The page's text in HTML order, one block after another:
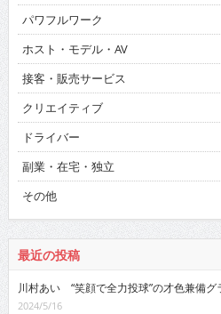
パワフルワーク
ホスト・モデル・AV
接客・販売サービス
クリエイティブ
ドライバー
副業・在宅・独立
その他
最近の投稿
川村あい “笑顔で全力投球”の才色兼備
2024/5/16